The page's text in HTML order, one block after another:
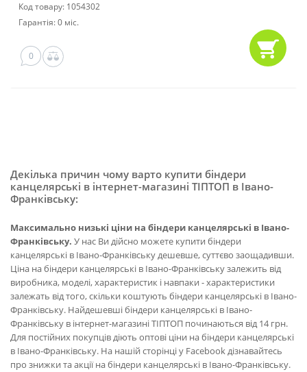
Код товару: 1054302
Гарантія: 0 міс.
0
Декілька причин чому варто купити біндери
канцелярські в інтернет-магазині ТІПТОП в Івано-
Франківську:
Максимально низькі ціни на біндери канцелярські в Івано-
Франківську. У нас Ви дійсно можете купити біндери
канцелярські в Івано-Франківську дешевше, суттєво заощадивши.
Ціна на біндери канцелярські в Івано-Франківську залежить від
виробника, моделі, характеристик і навпаки - характеристики
залежать від того, скільки коштують біндери канцелярські в Івано-
Франківську. Найдешевші біндери канцелярські в Івано-
Франківську в інтернет-магазині ТІПТОП починаються від 14 грн.
Для постійних покупців діють оптові ціни на біндери канцелярські
в Івано-Франківську. На нашій сторінці у Facebook дізнавайтесь
про знижки та акції на біндери канцелярські в Івано-Франківську.